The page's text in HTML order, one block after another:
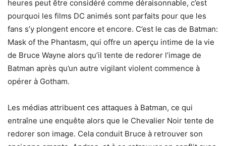
heures peut être considéré comme déraisonnable, c’est
pourquoi les films DC animés sont parfaits pour que les
fans s’y plongent encore et encore. C’est le cas de Batman:
Mask of the Phantasm, qui offre un aperçu intime de la vie
de Bruce Wayne alors qu’il tente de redorer l’image de
Batman après qu’un autre vigilant violent commence à
opérer à Gotham.
Les médias attribuent ces attaques à Batman, ce qui
entraîne une enquête alors que le Chevalier Noir tente de
redorer son image. Cela conduit Bruce à retrouver son